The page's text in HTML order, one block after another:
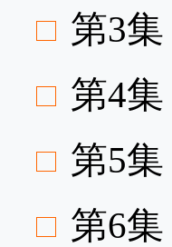
第3集
第4集
第5集
第6集